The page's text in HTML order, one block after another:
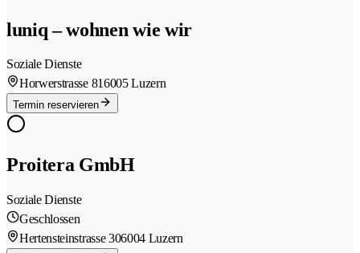
luniq – wohnen wie wir
Soziale Dienste
Horwerstrasse 816005 Luzern
Termin reservieren
Proitera GmbH
Soziale Dienste
Geschlossen
Hertensteinstrasse 306004 Luzern